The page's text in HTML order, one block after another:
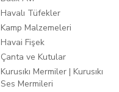
Havalı Tüfekler
Kamp Malzemeleri
Havai Fişek
Çanta ve Kutular
Kurusıkı Mermiler | Kurusıkı
Ses Mermileri